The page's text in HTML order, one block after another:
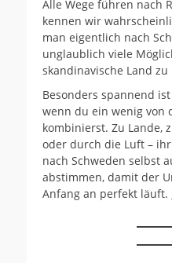
Alle Wege führen nach
kennen wir
man eigentlich nach
unglaublich viele
skandinavische Land zu
Besonders spannend
wenn du ein wenig von
kombinierst. Zu Lande,
oder durch die Luft –
nach Schweden selbst
abstimmen, damit der
Anfang an perfekt läuft.